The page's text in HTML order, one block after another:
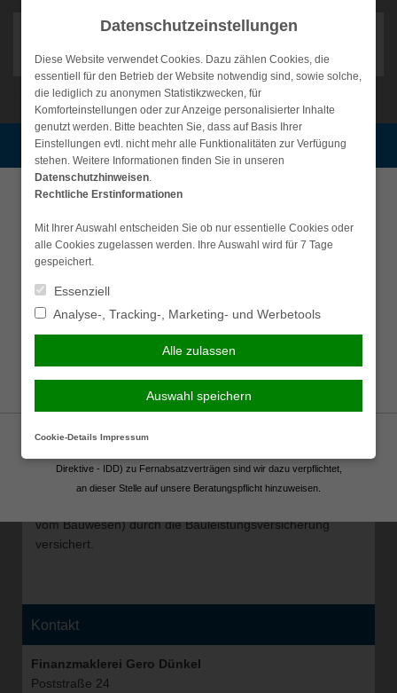
NAVIGATION
Bauleistungsversicherung
Last, sondern auch ein erhebliches finanzielles Risiko. Ihr
Bauvorhaben kann auf vielen Wegen gefährdet oder
beschädigt werden. Eine Bauleistungsversicherung nimmt
ihnen die Sorge dieses Risikos, da sie im Falle
unvorhersehbarer Schäden abgesichert sind.
Jetzt vergleichen
den Bauherrn dazu bringt, das Projekt von Neuem zu
Bauleistungsversicherung (z.T. auch
Bauwesensversicherung oder Bauversicherung genannt)
Ersatz für den Ausfall der Projektvergütung. Es sind also
vom Bauwesen) durch die Bauleistungsversicherung
versichert.
Kontakt
Finanzmaklerei Gero Dünkel
Poststraße 24
Persönliche Beratung gewünscht?
Ich wünsche eine
möchte Kontakt mit einem
Berater aufnehmen.
Beraten lassen
möchte mit dem Besuch der
Seite fortfahren.
Erstinformation (PDF)
Direktive - IDD) zu Fernabsatzverträgen sind wir dazu verpflichtet,
an dieser Stelle auf unsere Beratungspflicht hinzuweisen.
Datenschutzeinstellungen
Diese Website verwendet Cookies. Dazu zählen Cookies, die
essentiell für den Betrieb der Website notwendig sind, sowie solche,
die lediglich zu anonymen Statistikzwecken, für
Komforteinstellungen oder zur Anzeige personalisierter Inhalte
genutzt werden. Bitte beachten Sie, dass auf Basis Ihrer
Einstellungen evtl. nicht mehr alle Funktionalitäten zur Verfügung
stehen. Weitere Informationen finden Sie in unseren
Datenschutzhinweisen.
Rechtliche Erstinformationen
Mit Ihrer Auswahl entscheiden Sie ob nur essentielle Cookies oder
alle Cookies zugelassen werden. Ihre Auswahl wird für 7 Tage
gespeichert.
Essenziell
Analyse-, Tracking-, Marketing- und Werbetools
Alle zulassen
Auswahl speichern
Cookie-Details Impressum